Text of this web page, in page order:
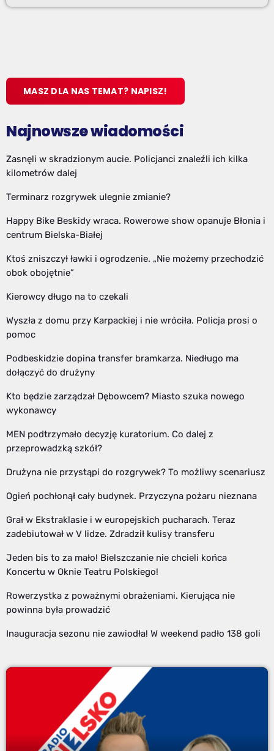
MASZ DLA NAS TEMAT? NAPISZ!
Najnowsze wiadomości
Zasnęli w skradzionym aucie. Policjanci znaleźli ich kilka
kilometrów dalej
Terminarz rozgrywek ulegnie zmianie?
Happy Bike Beskidy wraca. Rowerowe show opanuje Błonia i
centrum Bielska-Białej
Ktoś zniszczył ławki i ogrodzenie. „Nie możemy przechodzić
obok obojętnie”
Kierowcy długo na to czekali
Wyszła z domu przy Karpackiej i nie wróciła. Policja prosi o
pomoc
Podbeskidzie dopina transfer bramkarza. Niedługo ma
dołączyć do drużyny
Kto będzie zarządzał Dębowcem? Miasto szuka nowego
wykonawcy
MEN podtrzymało decyzję kuratorium. Co dalej z
przeprowadzką szkół?
Drużyna nie przystąpi do rozgrywek? To możliwy scenariusz
Ogień pochłonął cały budynek. Przyczyna pożaru nieznana
Grał w Ekstraklasie i w europejskich pucharach. Teraz
zadebiutował w V lidze. Zdradził kulisy transferu
Jeden bis to za mało! Bielszczanie nie chcieli końca
Koncertu w Oknie Teatru Polskiego!
Rowerzystka z poważnymi obrażeniami. Kierująca nie
powinna była prowadzić
Inauguracja sezonu nie zawiodła! W weekend padło 138 goli